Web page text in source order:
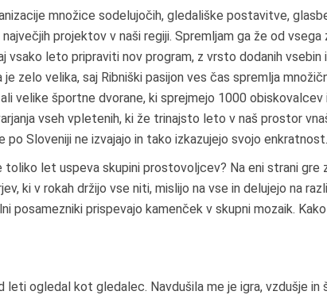
množice sodelujočih, gledališke postavitve,
projektov v naši regiji. Spremljam ga že od vsega
vsako leto pripraviti nov program, z vrsto dodanih vsebin
zelo velika, saj Ribniški pasijon ves čas spremlja
velike športne dvorane, ki sprejmejo 1000 obiskovalcev
vseh vpletenih, ki že trinajsto leto v naš prostor
po Sloveniji ne izvajajo in tako izkazujejo svojo enkratnost.
let uspeva skupini prostovoljcev? Na eni strani gre
ki v rokah držijo vse niti, mislijo na vse in delujejo na
posamezniki prispevajo kamenček v skupni mozaik.
leti ogledal kot gledalec. Navdušila me je igra, vzdušje in